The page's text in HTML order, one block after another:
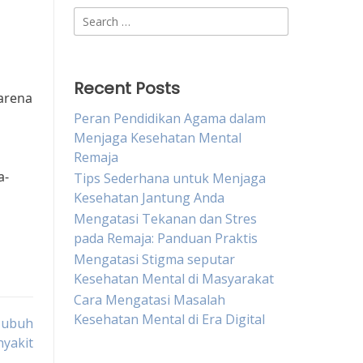
Search
for:
Recent Posts
Peran Pendidikan Agama dalam
Menjaga Kesehatan Mental
Remaja
Tips Sederhana untuk Menjaga
Kesehatan Jantung Anda
Mengatasi Tekanan dan Stres
pada Remaja: Panduan Praktis
Mengatasi Stigma seputar
Kesehatan Mental di Masyarakat
Cara Mengatasi Masalah
Kesehatan Mental di Era Digital